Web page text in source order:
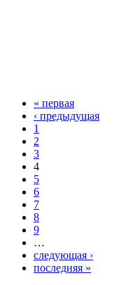
« первая
‹ предыдущая
1
2
3
4
5
6
7
8
9
…
следующая ›
последняя »